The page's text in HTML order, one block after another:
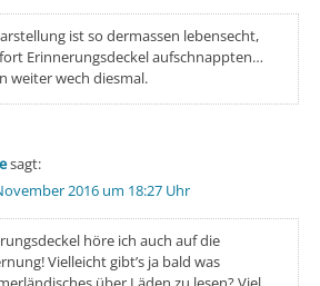
ist so dermassen lebensecht,
Erinnerungsdeckel aufschnappten…
weiter wech diesmal.
sagt:
2016 um 18:27 Uhr
höre ich auch auf die
Vielleicht gibt’s ja bald was